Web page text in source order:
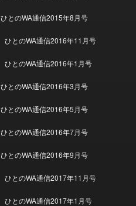
ひとのWA通信2015年8月号
ひとのWA通信2016年11月号
ひとのWA通信2016年1月号
ひとのWA通信2016年3月号
ひとのWA通信2016年5月号
ひとのWA通信2016年7月号
ひとのWA通信2016年9月号
ひとのWA通信2017年11月号
ひとのWA通信2017年1月号